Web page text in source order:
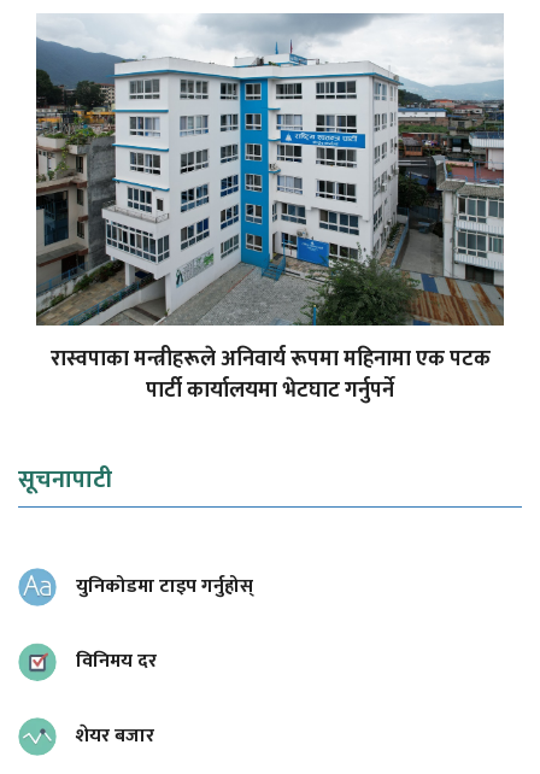
रास्वपाका मन्त्रीहरूले अनिवार्य रूपमा महिनामा एक पटक
पार्टी कार्यालयमा भेटघाट गर्नुपर्ने
सूचनापाटी
युनिकोडमा टाइप गर्नुहोस्
विनिमय दर
शेयर बजार